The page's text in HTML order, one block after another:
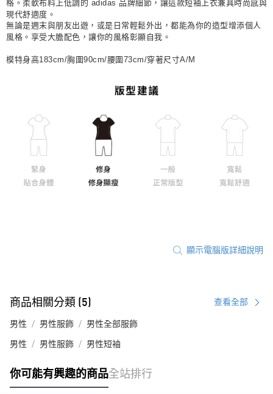
格。柔軟布料上低調的 adidas 品牌細節，讓這款短袖上衣兼具時尚感與
現代舒適度。
無論是週末與朋友出遊，或是日常輕鬆外出，都能為你的造型增添個人
風格。享受大膽配色，讓你的風格彰顯自我。
模特身高183cm/胸圍90cm/腰圍73cm/穿著尺寸A/M
顯示電腦版詳細說明
商品相關分類 (5) 查看全部
男性 男性服飾 男性全部服飾
男性 男性服飾 男性短袖
你可能有興趣的商品全站排行